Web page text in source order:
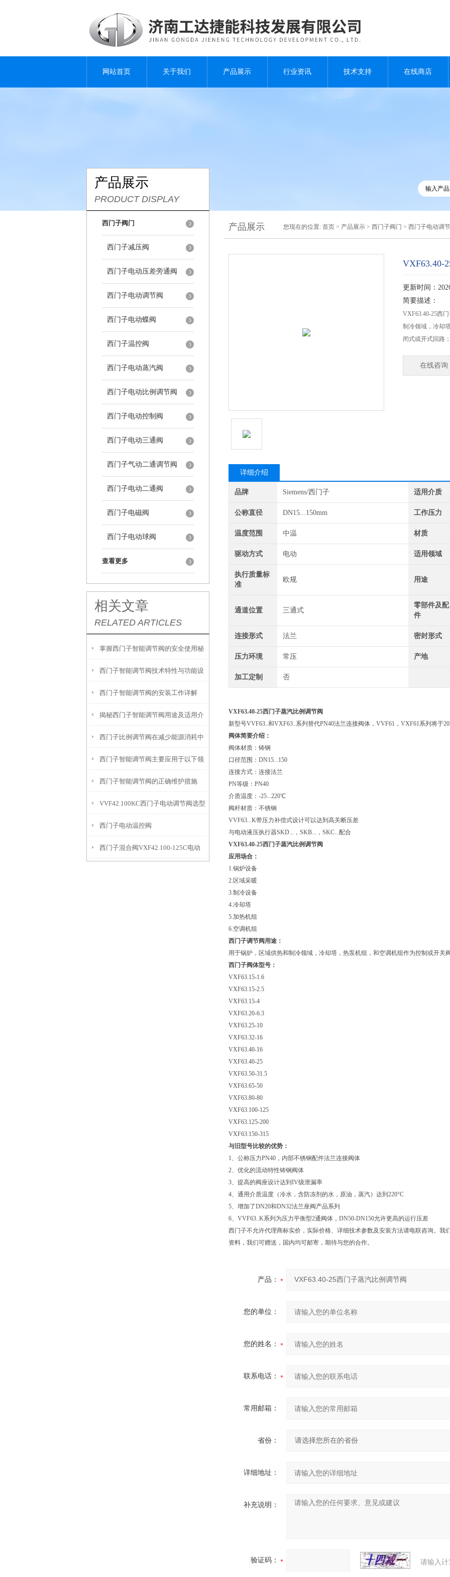
网站首页 关于我们 产品展示 行业资讯 技术支持 在线商店
产品展示
PRODUCT DISPLAY
西门子阀门
西门子减压阀
西门子电动压差旁通阀
西门子电动调节阀
西门子电动蝶阀
西门子温控阀
西门子电动蒸汽阀
西门子电动比例调节阀
西门子电动控制阀
西门子电动三通阀
西门子气动二通调节阀
西门子电动二通阀
西门子电磁阀
西门子电动球阀
查看更多
相关文章
RELATED ARTICLES
掌握西门子智能调节阀的安全使用秘
籍
西门子智能调节阀技术特性与功能设
计解读
西门子智能调节阀的安装工作详解
揭秘西门子智能调节阀用途及适用介
质
西门子比例调节阀在减少能源消耗中
的贡献
西门子智能调节阀主要应用于以下领
域中
西门子智能调节阀的正确维护措施
VVF42.100KC西门子电动调节阀选型
指导
西门子电动温控阀
VVF42.125KC+SKC62接线
西门子混合阀VXF42.100-125C电动
产品展示 您现在的位置: 首页 > 产品展示 > 西门子阀门 > 西门子电动调
VXF63.40-
更新时间：
简要描述：
VXF63.40-25西
制冷领域，冷却
闭式或开式回路；
在线咨询
详细介绍
品牌 Siemens/西门子 适用介质
公称直径 DN15...150mm 工作压力
温度范围 中温 材质
驱动方式 电动 适用领域
执行质量标
准
欧规 用途
通道位置 三通式
零部件及配
件
连接形式 法兰 密封形式
压力环境 常压 产地
加工定制 否
VXF63.40-25西门子蒸汽比例调节阀
新型号VVF63..和VXF63..系列替代PN40法兰连接阀体，VVF61，VXF61系列将于
阀体简要介绍：
阀体材质：铸钢
口径范围：DN15...150
连接方式：连接法兰
PN等级：PN40
介质温度：-25...220℃
阀杆材质：不锈钢
VVF63...K带压力补偿式设计可以达到高关断压差
与电动液压执行器SKD...，SKB...，SKC...配合
VXF63.40-25西门子蒸汽比例调节阀
应用场合：
1.锅炉设备
2.区域采暖
3.制冷设备
4.冷却塔
5.加热机组
6.空调机组
西门子调节阀用途：
用于锅炉，区域供热和制冷领域，冷却塔，热泵机组，和空调机组作为控制或开关
西门子阀体型号：
VXF63.15-1.6
VXF63.15-2.5
VXF63.15-4
VXF63.20-6.3
VXF63.25-10
VXF63.32-16
VXF63.40-16
VXF63.40-25
VXF63.50-31.5
VXF63.65-50
VXF63.80-80
VXF63.100-125
VXF63.125-200
VXF63.150-315
与旧型号比较的优势：
1、公称压力PN40，内部不锈钢配件法兰连接阀体
2、优化的流动特性铸钢阀体
3、提高的阀座设计达到IV级泄漏率
4、通用介质温度（冷水，含防冻剂的水，原油，蒸汽）达到220°C
5、增加了DN20和DN32法兰座阀产品系列
6、VVF63..K系列为压力平衡型2通阀体，DN50-DN150允许更高的运行压差
西门子不允许代理商标实价，实际价格、详细技术参数及安装方法请电联咨询。我
资料，我们可赠送，国内均可邮寄，期待与您的合作。
产品：
您的单位：
您的姓名：
联系电话：
常用邮箱：
省份：
详细地址：
补充说明：
验证码： 请输入